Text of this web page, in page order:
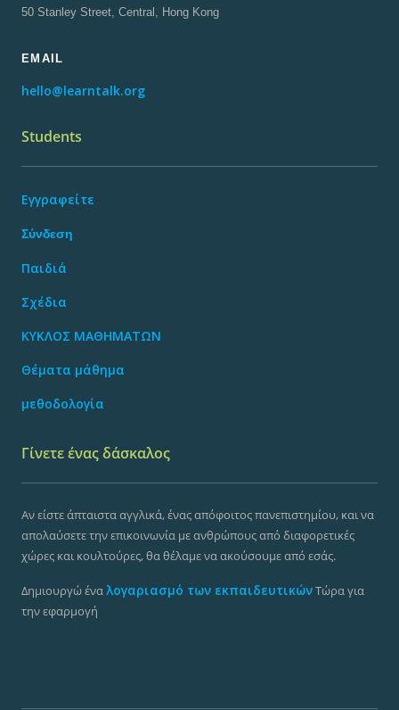
50 Stanley Street, Central, Hong Kong
EMAIL
hello@learntalk.org
Students
Εγγραφείτε
Σύνδεση
Παιδιά
Σχέδια
ΚΥΚΛΟΣ ΜΑΘΗΜΑΤΩΝ
Θέματα μάθημα
μεθοδολογία
Γίνετε ένας δάσκαλος
Αν είστε άπταιστα αγγλικά, ένας απόφοιτος πανεπιστημίου, και να
απολαύσετε την επικοινωνία με ανθρώπους από διαφορετικές
χώρες και κουλτούρες, θα θέλαμε να ακούσουμε από εσάς.
Δημιουργώ ένα λογαριασμό των εκπαιδευτικώνΤώρα για
την εφαρμογή